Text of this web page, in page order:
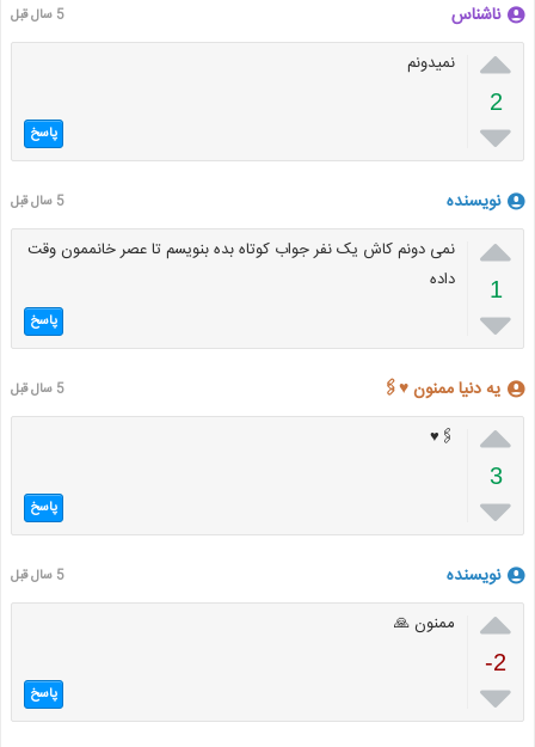
ناشناس 5 سال قبل

2

نمیدونم
پاسخ
نویسنده 5 سال قبل

1

نمی دونم کاش یک نفر جواب کوتاه بده بنویسم تا عصر خانممون وقت
داده
پاسخ
یه دنیا ممنون ♥🖇 5 سال قبل

3

🖇♥
پاسخ
نویسنده 5 سال قبل

-2

ممنون 🙏
پاسخ